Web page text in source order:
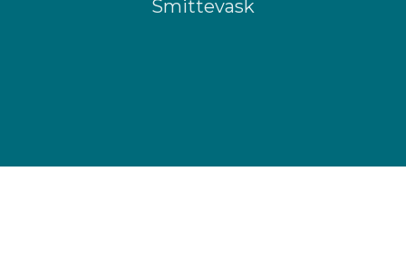
Smittevask